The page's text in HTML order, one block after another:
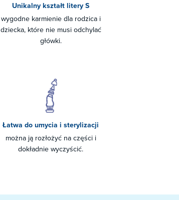
Unikalny kształt litery S
wygodne karmienie dla rodzica i
dziecka, które nie musi odchylać
główki.
Łatwa do umycia i sterylizacji
można ją rozłożyć na części i
dokładnie wyczyścić.